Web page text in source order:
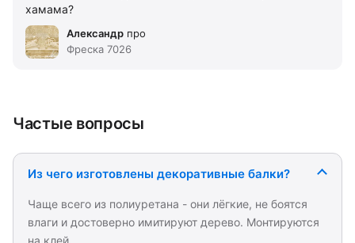
хамама?
Александр про
Фреска 7026
Частые вопросы
Из чего изготовлены декоративные балки?
Чаще всего из полиуретана - они лёгкие, не боятся
влаги и достоверно имитируют дерево. Монтируются
на клей.